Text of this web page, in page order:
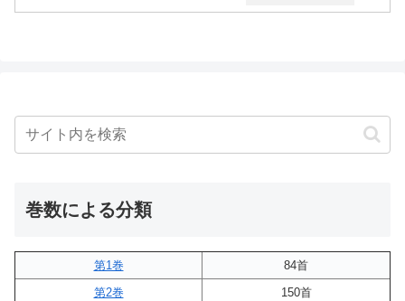
巻数による分類
第1巻
84首
第2巻
150首